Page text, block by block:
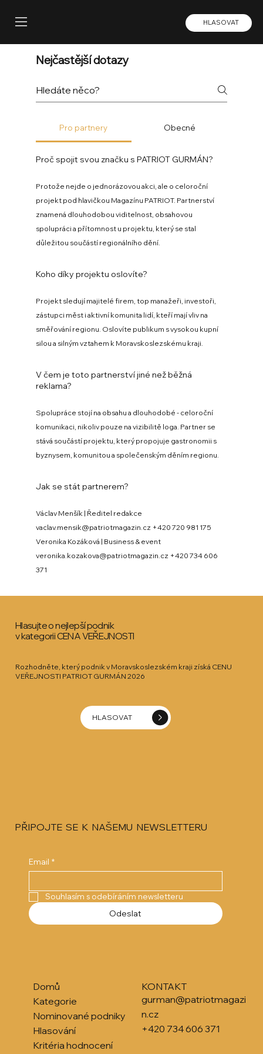
HLASOVAT
Nejčastější dotazy
Pro partnery Obecné
Proč spojit svou značku s PATRIOT GURMÁN?
Protože nejde o jednorázovou akci, ale o celoroční
projekt pod hlavičkou Magazínu PATRIOT. Partnerství
znamená dlouhodobou viditelnost, obsahovou
spolupráci a přítomnost u projektu, který se stal
důležitou součástí regionálního dění.
Koho díky projektu oslovíte?
Projekt sledují majitelé firem, top manažeři, investoři,
zástupci měst i aktivní komunita lidí, kteří mají vliv na
směřování regionu. Oslovíte publikum s vysokou kupní
silou a silným vztahem k Moravskoslezskému kraji.
V čem je toto partnerství jiné než běžná
reklama?
Spolupráce stojí na obsahu a dlouhodobé - celoroční
komunikaci, nikoliv pouze na vizibilitě loga. Partner se
stává součástí projektu, který propojuje gastronomii s
byznysem, komunitou a společenským děním regionu.
Jak se stát partnerem?
Václav Menšík | Ředitel redakce
vaclav.mensik@patriotmagazin.cz +420 720 981 175
Veronika Kozáková | Business & event
veronika.kozakova@patriotmagazin.cz +420 734 606
371
Hlasujte o nejlepší podnik
v kategorii CENA VEŘEJNOSTI
Rozhodněte, který podnik v Moravskoslezském kraji získá CENU
VEŘEJNOSTI PATRIOT GURMÁN 2026
HLASOVAT
PŘIPOJTE SE K NAŠEMU NEWSLETTERU
Email *
Souhlasím s odebíráním newsletteru
Odeslat
Domů
Kategorie
Nominované podniky
Hlasování
Kritéria hodnocení
KONTAKT
gurman@patriotmagazi
n.cz
+420 734 606 371